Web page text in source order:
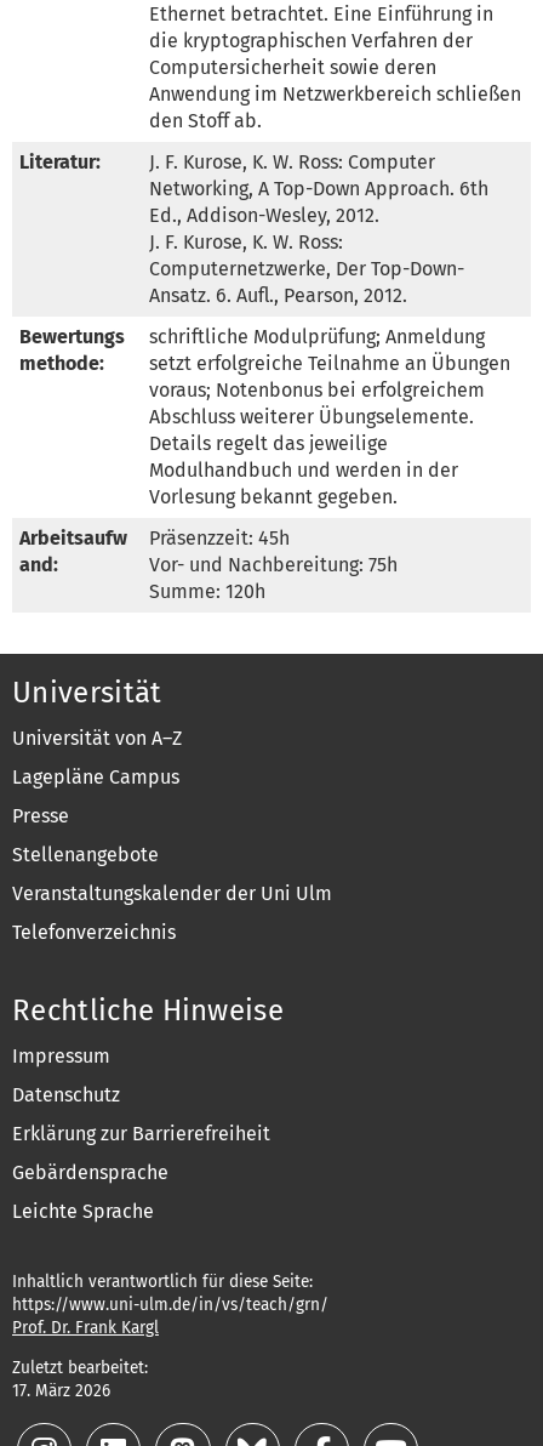
Ethernet betrachtet. Eine Einführung in
die kryptographischen Verfahren der
Computersicherheit sowie deren
Anwendung im Netzwerkbereich schließen
den Stoff ab.
Literatur:
J. F. Kurose, K. W. Ross: Computer
Networking, A Top-Down Approach. 6th
Ed., Addison-Wesley, 2012.
J. F. Kurose, K. W. Ross:
Computernetzwerke, Der Top-Down-
Ansatz. 6. Aufl., Pearson, 2012.
Bewertungs
methode:
schriftliche Modulprüfung; Anmeldung
setzt erfolgreiche Teilnahme an Übungen
voraus; Notenbonus bei erfolgreichem
Abschluss weiterer Übungselemente.
Details regelt das jeweilige
Modulhandbuch und werden in der
Vorlesung bekannt gegeben.
Arbeitsaufw
and:
Präsenzzeit: 45h
Vor- und Nachbereitung: 75h
Summe: 120h
Universität
Universität von A–Z
Lagepläne Campus
Presse
Stellenangebote
Veranstaltungskalender der Uni Ulm
Telefonverzeichnis
Rechtliche Hinweise
Impressum
Datenschutz
Erklärung zur Barrierefreiheit
Gebärdensprache
Leichte Sprache
Inhaltlich verantwortlich für diese Seite:
https://www.uni-ulm.de/in/vs/teach/grn/
Prof. Dr. Frank Kargl
Zuletzt bearbeitet:
17. März 2026